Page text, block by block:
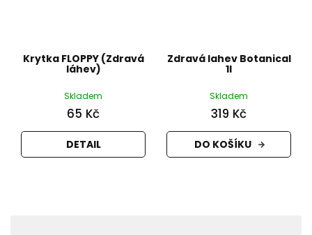
Krytka FLOPPY (Zdravá
láhev)
Skladem
65 Kč
DETAIL
Zdravá lahev Botanical
1l
Skladem
319 Kč
DO KOŠÍKU